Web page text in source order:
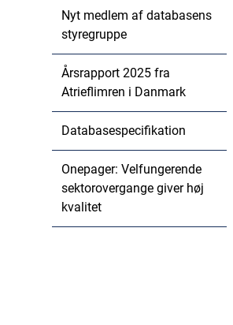
Nyt medlem af databasens
styregruppe
Årsrapport 2025 fra
Atrieflimren i Danmark
Databasespecifikation
Onepager: Velfungerende
sektorovergange giver høj
kvalitet